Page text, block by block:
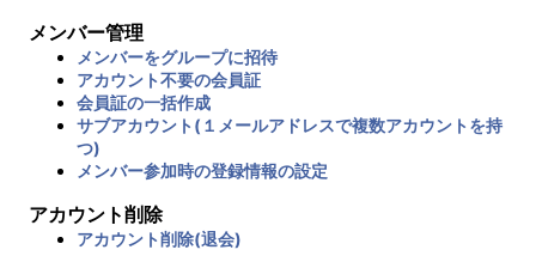
メンバー管理
メンバーをグループに招待
アカウント不要の会員証
会員証の一括作成
サブアカウント(１メールアドレスで複数アカウントを持
つ)
メンバー参加時の登録情報の設定
アカウント削除
アカウント削除(退会)